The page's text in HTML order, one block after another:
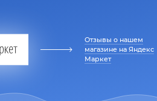
Отзывы о нашем
магазине на Яндекс
Маркет